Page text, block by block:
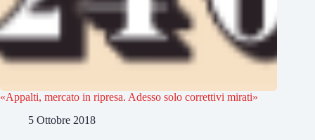
«Appalti, mercato in ripresa. Adesso solo correttivi mirati»
5 Ottobre 2018